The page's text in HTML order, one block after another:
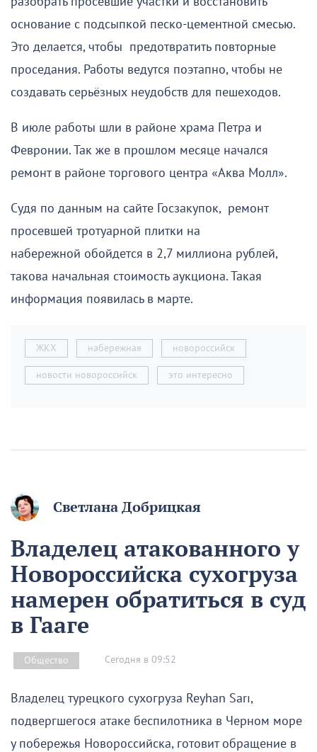
основание с подсыпкой песко-цементной смесью.
Это делается, чтобы предотвратить повторные
проседания. Работы ведутся поэтапно, чтобы не
создавать серьёзных неудобств для пешеходов.
В июле работы шли в районе храма Петра и
Февронии. Так же в прошлом месяце начался
ремонт в районе торгового центра «Аква Молл».
Судя по данным на сайте Госзакупок, ремонт
просевшей тротуарной плитки на
набережной обойдется в 2,7 миллиона рублей,
такова начальная стоимость аукциона. Такая
информация появилась в марте.
ЖКХ набережная новороссийск
новости новороссийск это интересно
Светлана Добрицкая
Владелец атакованного у
Новороссийска сухогруза
намерен обратиться в суд
в Гааге
Общество Сегодня в 09:52
Владелец турецкого сухогруза Reyhan Sarı,
подвергшегося атаке беспилотника в Черном море
у побережья Новороссийска, готовит обращение в